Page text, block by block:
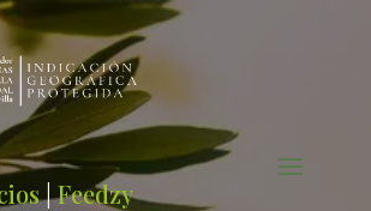
|Feedzy